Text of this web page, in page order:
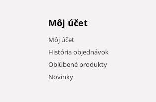
Môj účet
Môj účet
História objednávok
Obľúbené produkty
Novinky